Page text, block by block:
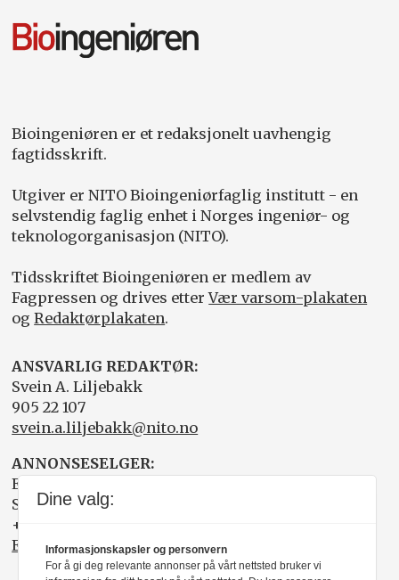
Bioingeniøren er et redaksjonelt uavhengig
fagtidsskrift.
Utgiver er NITO Bioingeniørfaglig institutt - en
selvstendig faglig enhet i Norges ingeniør- og
teknologorganisasjon (NITO).
Tidsskriftet Bioingeniøren er medlem av
Fagpressen og drives etterVær varsom-plakaten
ogRedaktørplakaten.
ANSVARLIG REDAKTØR:
Svein A. Liljebakk
905 22 107
svein.a.liljebakk@nito.no
ANNONSESELGER:
Elisabeth R. Wåde
Salgsfabrikken
+47 919 03 208
Elisabeth@salgsfabrikken.no
Dine valg:
Informasjonskapsler og personvern
For å gi deg relevante annonser på vårt nettsted bruker vi